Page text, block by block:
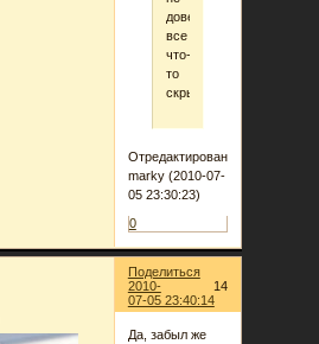
доверял,
все
что-
то
скрывали.
Отредактировано
marky (2010-07-
05 23:30:23)
0
Поделиться
14
2010-
07-05 23:40:14
Да, забыл же